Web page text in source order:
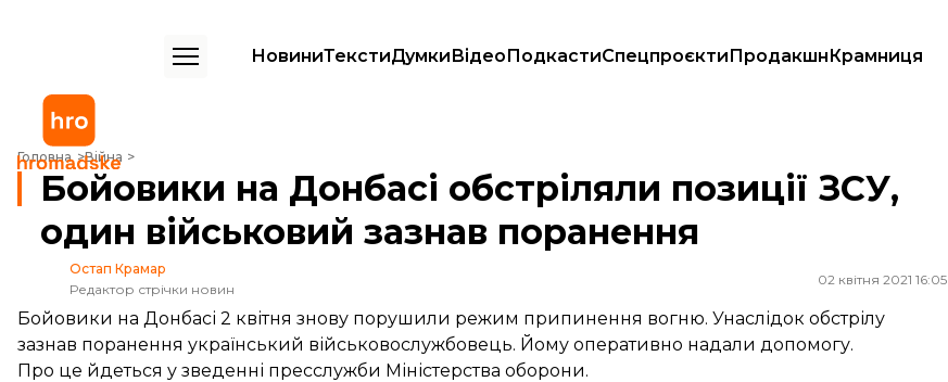
НовиниТекстиДумкиВідеоПодкастиСпецпроєктиПродакшнКрамниця
Головна Війна
Бойовики на Донбасі обстріляли позиції ЗСУ, один військовий зазнав поранення
Бойовики на Донбасі обстріляли позиції ЗСУ,
один військовий зазнав поранення
Остап Крамар
Редактор стрічки новин
02 квітня 2021 16:05
Бойовики на Донбасі 2 квітня знову порушили режим припинення вогню. Унаслідок обстрілу
зазнав поранення український військовослужбовець. Йому оперативно надали допомогу.
Про це йдеться у зведенні пресслужби Міністерства оборони.